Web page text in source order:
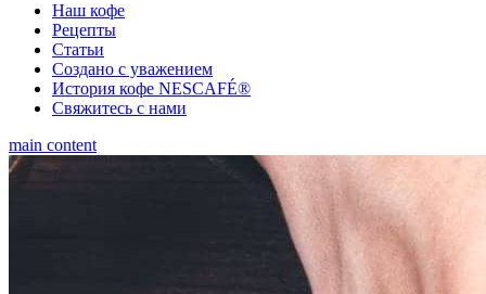
Наш кофе
Рецепты
Cтатьи
Создано с уважением
История кофе NESCAFÉ®
Свяжитесь с нами
main content